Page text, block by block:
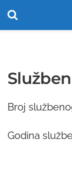
Broj
Godina